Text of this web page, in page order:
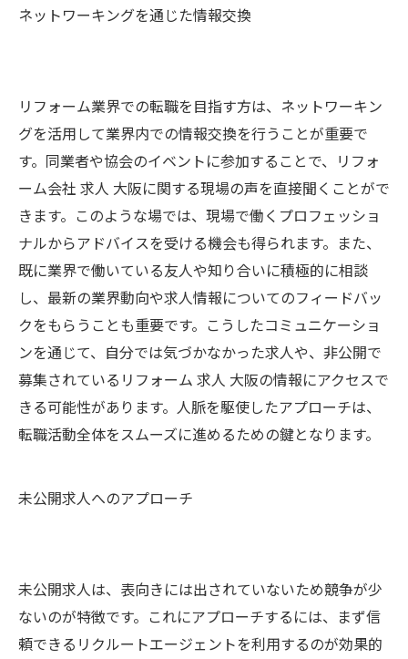
ネットワーキングを通じた情報交換
リフォーム業界での転職を目指す方は、ネットワーキン
グを活用して業界内での情報交換を行うことが重要で
す。同業者や協会のイベントに参加することで、リフォ
ーム会社 求人 大阪に関する現場の声を直接聞くことがで
きます。このような場では、現場で働くプロフェッショ
ナルからアドバイスを受ける機会も得られます。また、
既に業界で働いている友人や知り合いに積極的に相談
し、最新の業界動向や求人情報についてのフィードバッ
クをもらうことも重要です。こうしたコミュニケーショ
ンを通じて、自分では気づかなかった求人や、非公開で
募集されているリフォーム 求人 大阪の情報にアクセスで
きる可能性があります。人脈を駆使したアプローチは、
転職活動全体をスムーズに進めるための鍵となります。
未公開求人へのアプローチ
未公開求人は、表向きには出されていないため競争が少
ないのが特徴です。これにアプローチするには、まず信
頼できるリクルートエージェントを利用するのが効果的